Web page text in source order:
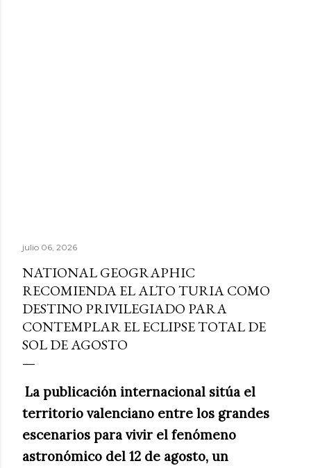
julio 06, 2026
NATIONAL GEOGRAPHIC
RECOMIENDA EL ALTO TURIA COMO
DESTINO PRIVILEGIADO PARA
CONTEMPLAR EL ECLIPSE TOTAL DE
SOL DE AGOSTO
La publicación internacional sitúa el
territorio valenciano entre los grandes
escenarios para vivir el fenómeno
astronómico del 12 de agosto, un